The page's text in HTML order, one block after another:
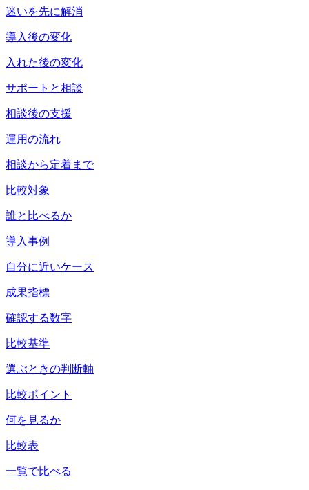
迷いを先に解消
導入後の変化
入れた後の変化
サポートと相談
相談後の支援
運用の流れ
相談から定着まで
比較対象
誰と比べるか
導入事例
自分に近いケース
成果指標
確認する数字
比較基準
選ぶときの判断軸
比較ポイント
何を見るか
比較表
一覧で比べる